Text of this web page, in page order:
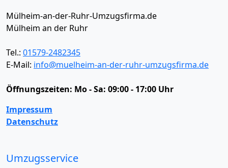
Mülheim-an-der-Ruhr-Umzugsfirma.de
Mülheim an der Ruhr
Tel.: 01579-2482345
E-Mail: info@muelheim-an-der-ruhr-umzugsfirma.de
Öffnungszeiten: Mo - Sa: 09:00 - 17:00 Uhr
Impressum
Datenschutz
Umzugsservice